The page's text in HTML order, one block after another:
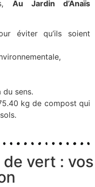
Au Jardin d’Anaïs
éviter qu’ils soient
sens️‍.
kg de compost qui
vert : vos